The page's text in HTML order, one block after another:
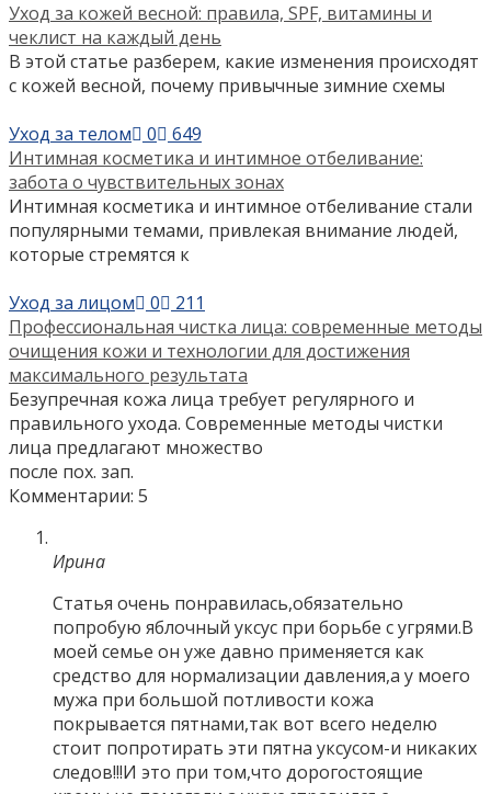
Уход за кожей весной: правила, SPF, витамины и
чеклист на каждый день
В этой статье разберем, какие изменения происходят
с кожей весной, почему привычные зимние схемы
Уход за телом
0
649
Интимная косметика и интимное отбеливание:
забота о чувствительных зонах
Интимная косметика и интимное отбеливание стали
популярными темами, привлекая внимание людей,
которые стремятся к
Уход за лицом
0
211
Профессиональная чистка лица: современные методы
очищения кожи и технологии для достижения
максимального результата
Безупречная кожа лица требует регулярного и
правильного ухода. Современные методы чистки
лица предлагают множество
после пох. зап.
Комментарии: 5
Ирина
Статья очень понравилась,обязательно
попробую яблочный уксус при борьбе с угрями.В
моей семье он уже давно применяется как
средство для нормализации давления,а у моего
мужа при большой потливости кожа
покрывается пятнами,так вот всего неделю
стоит попротирать эти пятна уксусом-и никаких
следов!!!И это при том,что дорогостоящие